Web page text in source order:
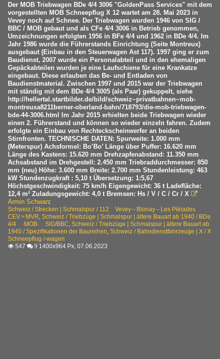
Der MOB Triebwagen BDe 4/4 3006 "GoldenPass Services" mit dem
vorgestellten MOB Schneepflug X 12 wartet am 28. Mai 2023 in
Vevey noch auf Schnee. Der Triebwagen wurden 1946 von SIG /
BBC / MOB gebaut und als CFe 4/4 3006 in Betrieb genommen,
Umzeichnungen erfolgten 1956 in BFe 4/4 und 1962 in BDe 4/4. Im
Jahr 1986 wurde die Führerstands Einrichtung (Seite Montreux)
ausgebaut (Einbau in den Steuerwagen Ast 117). 1997 ging er zum
Baudienst, 2007 wurde ein Personalabteil und in den ehemaligen
Gepäckabteilen wurden je eine Laufschiene für eine Krankatze
eingebaut. Diese erlauben das Be- und Entladen von
Baudienstmaterial. Zwischen 1997 und 2015 war der Triebwagen
mit ständig mit dem BDe 4/4 3005 (als Paar) gekuppelt, siehe
http://hellertal.startbilder.de/bild/schweiz~privatbahnen~mob-
montreuxa8211berner-oberland-bahn/718793/die-mob-triebwagen-
bde-44-3006.html Im Jahr 2015 erhielten beide Triebwagen wieder
einen 2. Führerstand und können so wieder einzeln fahren. Zudem
erfolgte ein Einbau von Rechteckscheinwerfer an beiden
Stirnfronten. TECHNISCHE DATEN: Spurweite: 1.000 mm
(Meterspur) Achsformel: Bo’Bo’ Länge über Puffer: 16.620 mm
Länge des Kastens: 15.620 mm Drehzapfenabstand: 11.350 mm
Achsabstand im Drehgestell: 2.450 mm Triebraddurchmesser: 850
mm (neu) Höhe: 3.600 mm Breite: 2.700 mm Stundenleistung: 463
kW Stundenzugkraft : 5,10 t Übersetzung: 1:5,67
Höchstgeschwindigkeit: 75 km/h Eigengewicht: 36 t Ladefläche:
12,4 m² Zuladungsgewicht: 4,0 t Bremsen: Hs / V / C / Cr / X 
Armin Schwarz
Schweiz / Strecken | Schmalspur / 112 Vevey – Blonay – Les Pléiades
CEV > MVR Schweiz / Triebzüge | Schmalspur | ältere Bauart ab 1940 / BDe
4/4 ·MOB· SIG/BBC Schweiz / Triebzüge | Schmalspur | ältere Bauart ab
1940 / Spezifikationen der Baureihen Schweiz / Bahndienstfahrzeuge | X / X
Schneepflug /-wagen
 547  9 1400x964 Px, 07.06.2023